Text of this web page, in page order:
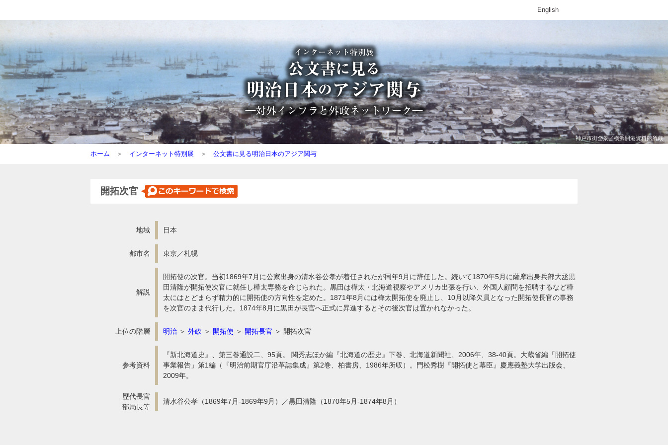
English
神戸市街全景／横浜開港資料館所蔵
ホーム ＞ インターネット特別展 ＞ 公文書に見る明治日本のアジア関与
開拓次官
地域 日本
都市名 東京／札幌
解説
開拓使の次官。当初1869年7月に公家出身の清水谷公孝が着任されたが同年9月に辞任した。続いて1870年5月に薩摩出身兵部大丞黒
田清隆が開拓使次官に就任し樺太専務を命じられた。黒田は樺太・北海道視察やアメリカ出張を行い、外国人顧問を招聘するなど樺
太にはとどまらず精力的に開拓使の方向性を定めた。1871年8月には樺太開拓使を廃止し、10月以降欠員となった開拓使長官の事務
を次官のまま代行した。1874年8月に黒田が長官へ正式に昇進するとその後次官は置かれなかった。
上位の階層 明治 ＞ 外政 ＞ 開拓使 ＞ 開拓長官 ＞ 開拓次官
参考資料
『新北海道史』、第三巻通説二、95頁。 関秀志ほか編『北海道の歴史』下巻、北海道新聞社、2006年、38-40頁。大蔵省編「開拓使
事業報告」第1編（『明治前期官庁沿革誌集成』第2巻、柏書房、1986年所収）。門松秀樹『開拓使と幕臣』慶應義塾大学出版会、
2009年。
歴代長官
部局長等
清水谷公孝（1869年7月-1869年9月）／黒田清隆（1870年5月-1874年8月）